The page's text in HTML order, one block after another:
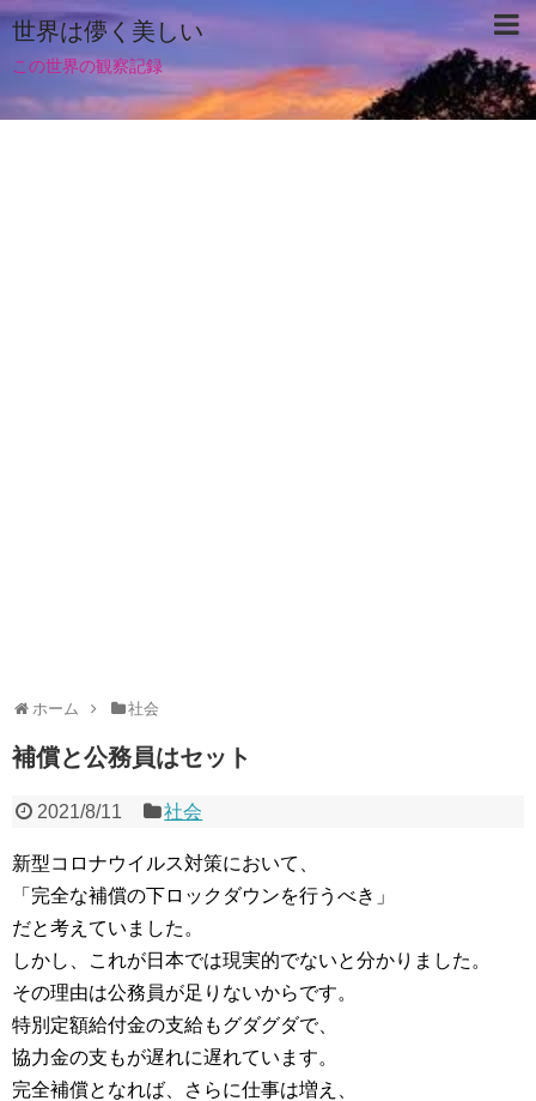
世界は儚く美しい
この世界の観察記録
ホーム 社会
補償と公務員はセット
2021/8/11 社会
新型コロナウイルス対策において、
「完全な補償の下ロックダウンを行うべき」
だと考えていました。
しかし、これが日本では現実的でないと分かりました。
その理由は公務員が足りないからです。
特別定額給付金の支給もグダグダで、
協力金の支もが遅れに遅れています。
完全補償となれば、さらに仕事は増え、